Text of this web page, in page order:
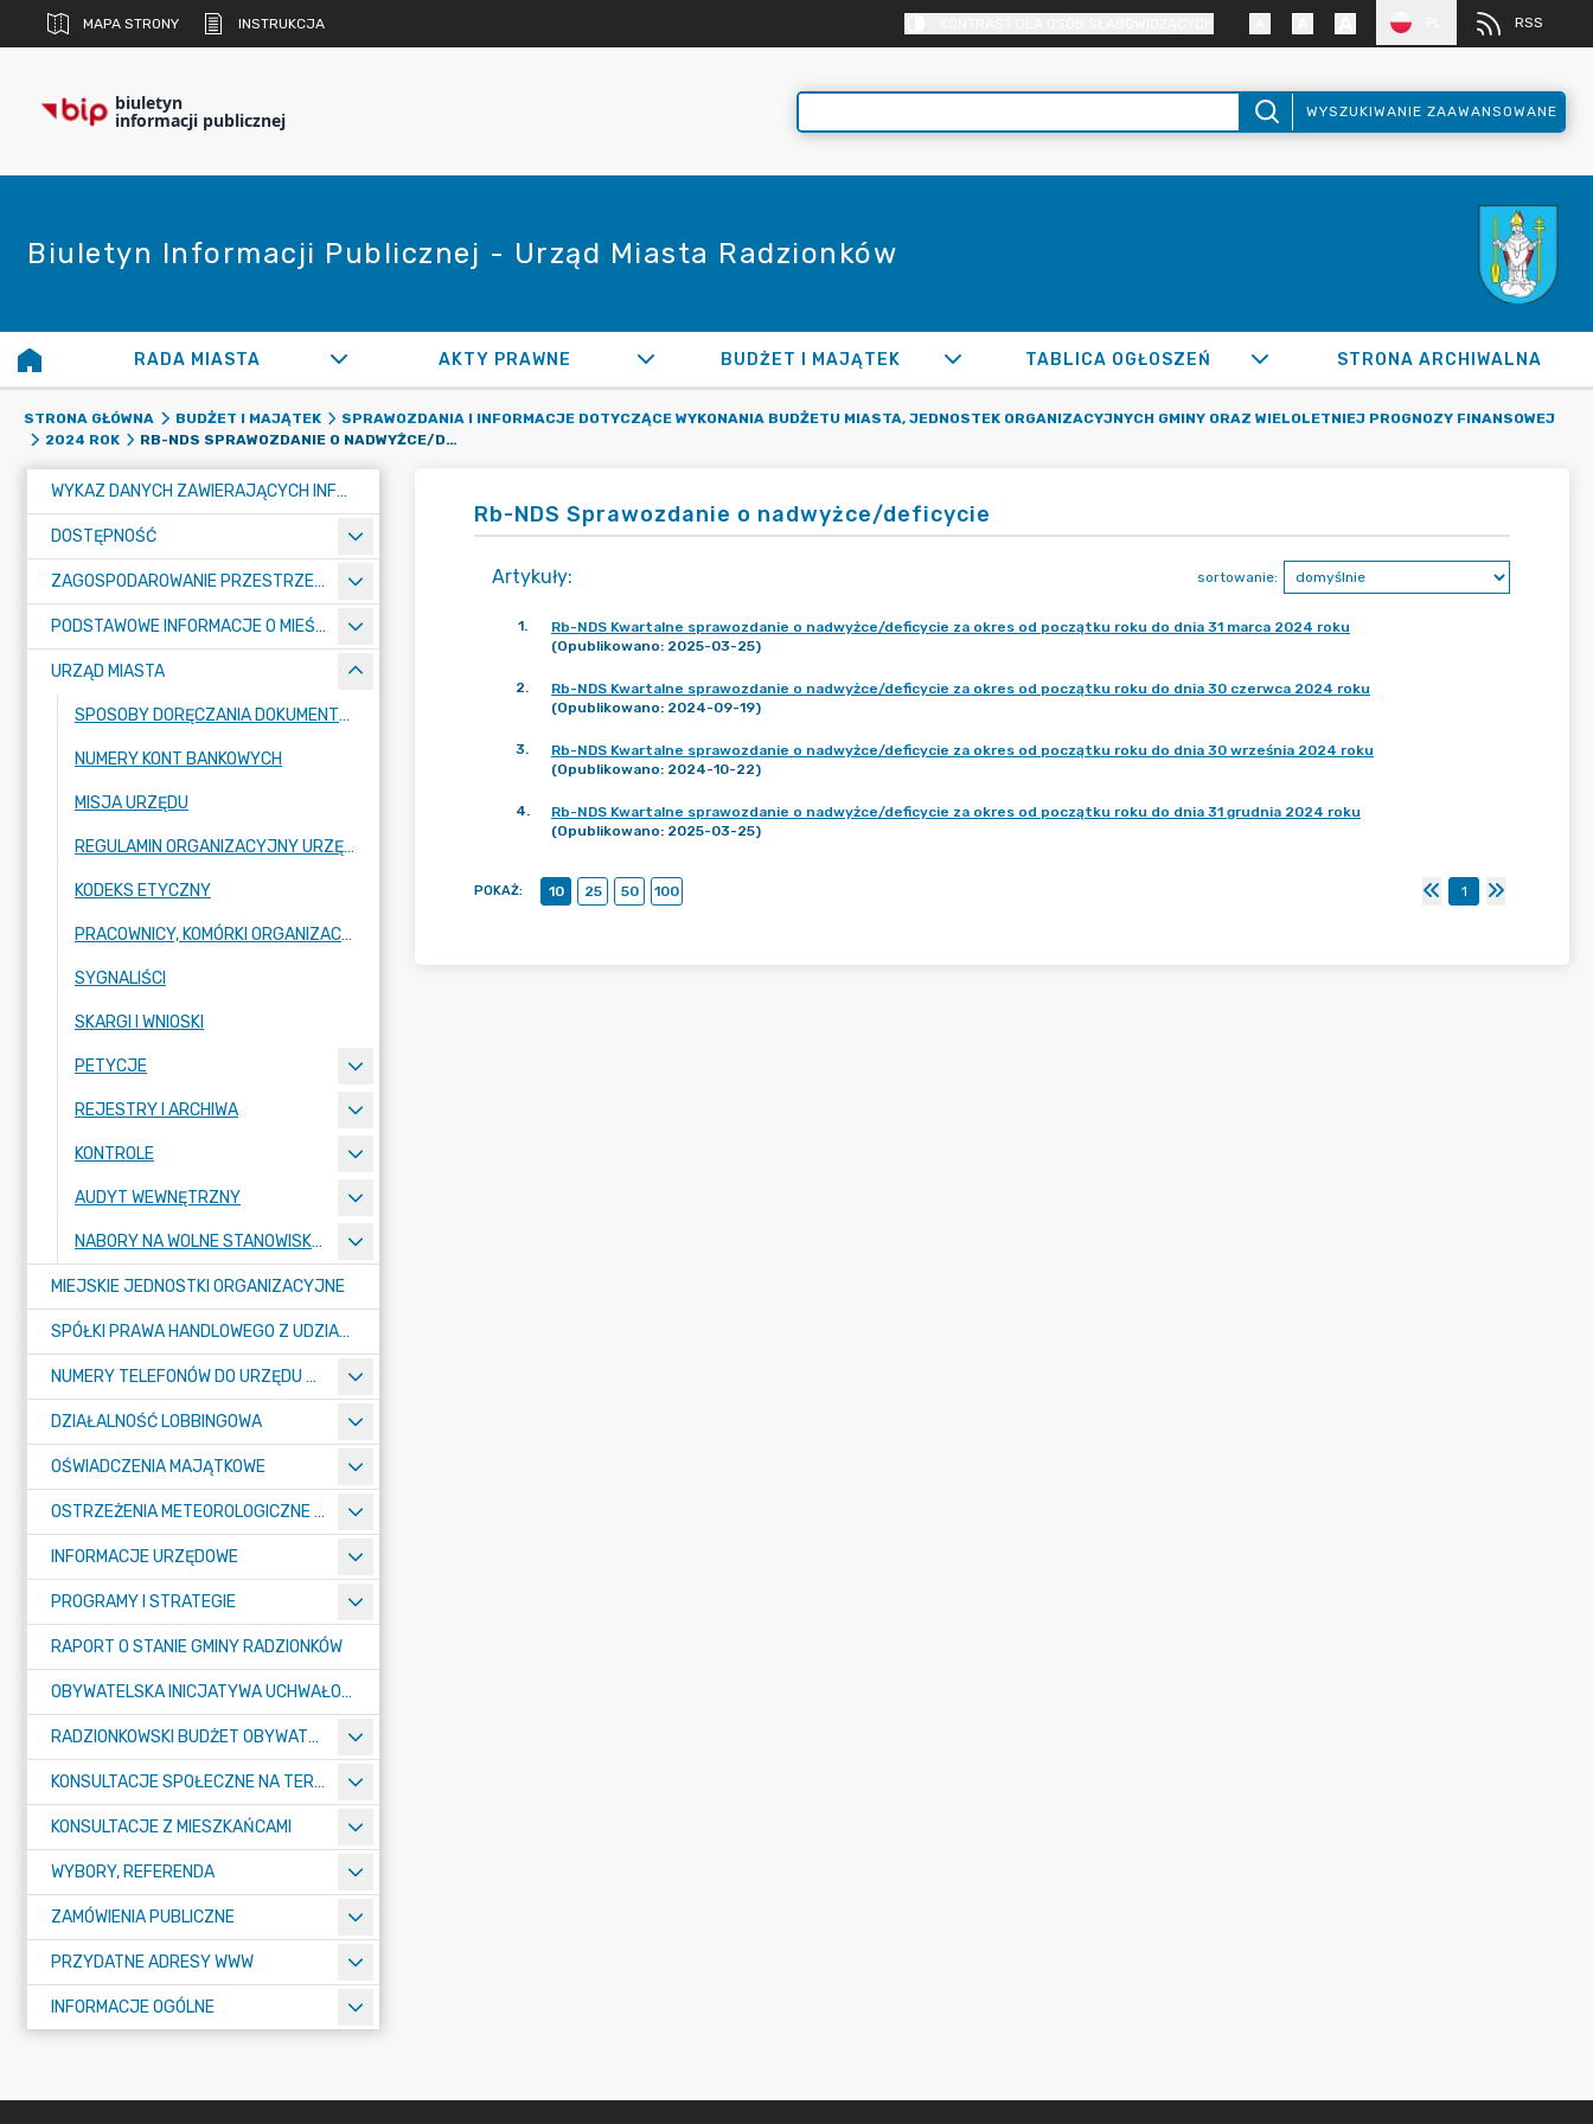
MAPA STRONY INSTRUKCJA RSS
biuletyn
informacji publicznej WYSZUKIWANIE ZAAWANSOWANE
Biuletyn Informacji Publicznej - Urząd Miasta Radzionków
RADA MIASTA AKTY PRAWNE BUDŻET I MAJĄTEK TABLICA OGŁOSZEŃ STRONA ARCHIWALNA
STRONA GŁÓWNA BUDŻET I MAJĄTEK
SPRAWOZDANIA I INFORMACJE DOTYCZĄCE WYKONANIA BUDŻETU MIASTA, JEDNOSTEK ORGANIZACYJNYCH GMINY ORAZ WIELOLETNIEJ PROGNOZY FINANSOWEJ
2024 ROK
RB-NDS SPRAWOZDANIE O NADWYŻCE/DEFICYCIE
WYKAZ DANYCH ZAWIERAJĄCYCH INFORMACJE O ŚRODOWISKU I JEGO OCHRONIE
DOSTĘPNOŚĆ
ZAGOSPODAROWANIE PRZESTRZENNE
PODSTAWOWE INFORMACJE O MIEŚCIE
URZĄD MIASTA
SPOSOBY DORĘCZANIA DOKUMENTÓW DO URZĘDU MIASTA RADZIONKÓW
NUMERY KONT BANKOWYCH
MISJA URZĘDU
REGULAMIN ORGANIZACYJNY URZĘDU
KODEKS ETYCZNY
PRACOWNICY, KOMÓRKI ORGANIZACYJNE URZĘDU
SYGNALIŚCI
SKARGI I WNIOSKI
PETYCJE
REJESTRY I ARCHIWA
KONTROLE
AUDYT WEWNĘTRZNY
NABORY NA WOLNE STANOWISKA PRACY
MIEJSKIE JEDNOSTKI ORGANIZACYJNE
SPÓŁKI PRAWA HANDLOWEGO Z UDZIAŁEM GMINY
NUMERY TELEFONÓW DO URZĘDU MIASTA, MIEJSKICH JEDNOSTEK ORGANIZACYJNYCH ORAZ SPÓŁEK PRAWA HANDLOWEGO Z UDZIAŁEM GMINY
DZIAŁALNOŚĆ LOBBINGOWA
OŚWIADCZENIA MAJĄTKOWE
OSTRZEŻENIA METEOROLOGICZNE O ZŁYM STANIE POWIETRZA I INNE
INFORMACJE URZĘDOWE
PROGRAMY I STRATEGIE
RAPORT O STANIE GMINY RADZIONKÓW
OBYWATELSKA INICJATYWA UCHWAŁODAWCZA
RADZIONKOWSKI BUDŻET OBYWATELSKI
KONSULTACJE SPOŁECZNE NA TERENIE MIASTA RADZIONKÓW
KONSULTACJE Z MIESZKAŃCAMI
WYBORY, REFERENDA
ZAMÓWIENIA PUBLICZNE
PRZYDATNE ADRESY WWW
INFORMACJE OGÓLNE
Rb-NDS Sprawozdanie o nadwyżce/deficycie
Artykuły: sortowanie:
1.
Rb-NDS Kwartalne sprawozdanie o nadwyżce/deficycie za okres od początku roku do dnia 31 marca 2024 roku
(Opublikowano: 2025-03-25)
2.
Rb-NDS Kwartalne sprawozdanie o nadwyżce/deficycie za okres od początku roku do dnia 30 czerwca 2024 roku
(Opublikowano: 2024-09-19)
3.
Rb-NDS Kwartalne sprawozdanie o nadwyżce/deficycie za okres od początku roku do dnia 30 września 2024 roku
(Opublikowano: 2024-10-22)
4.
Rb-NDS Kwartalne sprawozdanie o nadwyżce/deficycie za okres od początku roku do dnia 31 grudnia 2024 roku
(Opublikowano: 2025-03-25)
POKAŻ: 10 25 50 100 1